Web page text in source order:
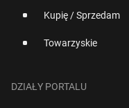
Kupię / Sprzedam
Towarzyskie
DZIAŁY PORTALU